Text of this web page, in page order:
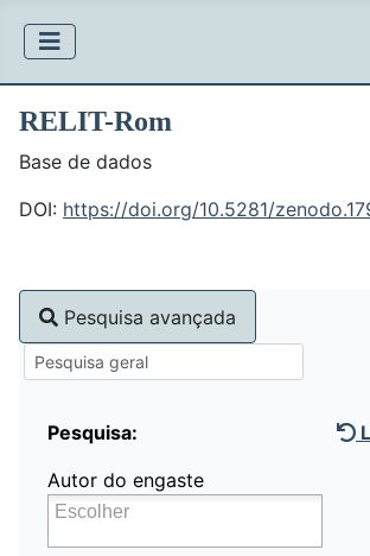
RELIT-Rom
Base de dados
DOI: https://doi.org/10.5281/
Pesquisa avançada
Pesquisa:
Autor do engaste